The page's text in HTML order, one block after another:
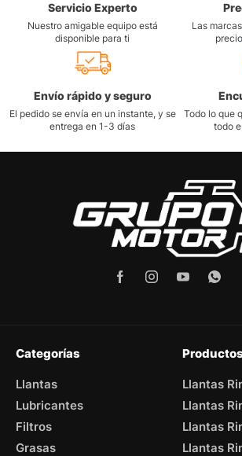
Servicio Experto
Nuestro amigable equipo está
disponible para ti
Las
Envío rápido y seguro
El pedido se envía en un instante, y se
entrega en 1-3 días
Todo lo que
todo
Categorías
Llantas
Lubricantes
Filtros
Grasas
Llantas
Llantas
Llantas
Llantas